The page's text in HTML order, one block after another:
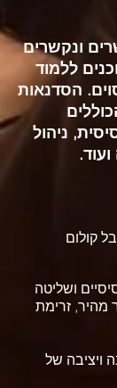
ונקשרים
ללמוד
הסדנאות
ניהול
קולום
ושליטה
מהיר, זרימת
ויציבה של